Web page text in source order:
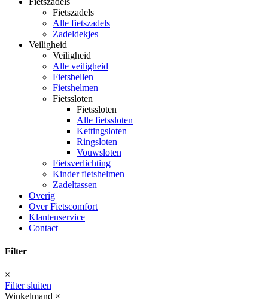
Fietszadels
Alle fietszadels
Zadeldekjes
Veiligheid
Veiligheid
Alle veiligheid
Fietsbellen
Fietshelmen
Fietssloten
Fietssloten
Alle fietssloten
Kettingsloten
Ringsloten
Vouwsloten
Fietsverlichting
Kinder fietshelmen
Zadeltassen
Overig
Over Fietscomfort
Klantenservice
Contact
Filter
×
Filter sluiten
Winkelmand ×